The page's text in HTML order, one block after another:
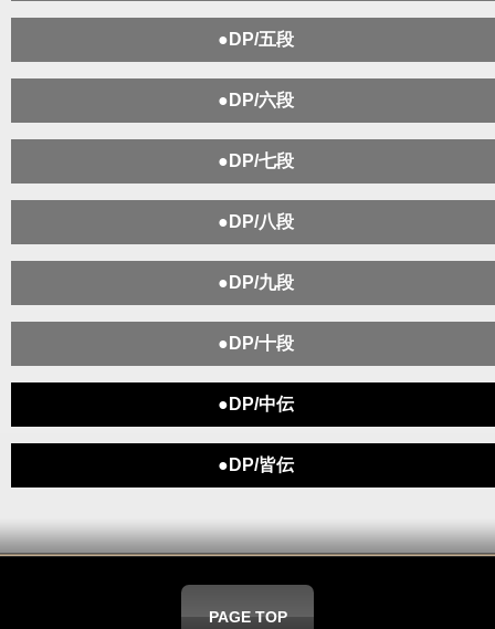
●DP/五段
●DP/六段
●DP/七段
●DP/八段
●DP/九段
●DP/十段
●DP/中伝
●DP/皆伝
PAGE TOP